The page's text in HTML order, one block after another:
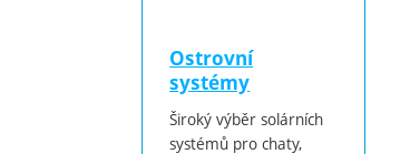
Ostrovní
systémy
Široký výběr solárních
systémů pro chaty,